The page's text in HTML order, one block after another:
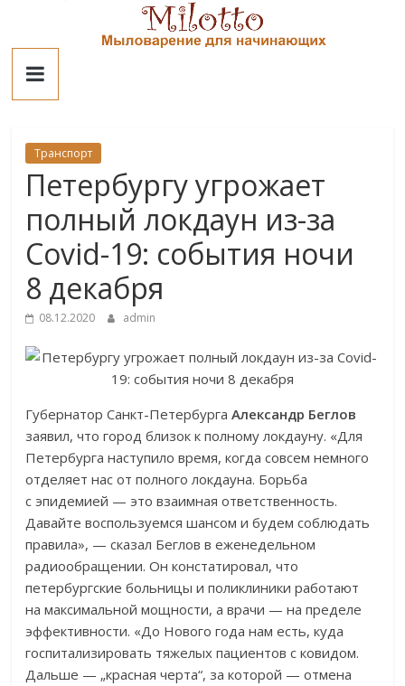
contentМилотто
Транспорт
Петербургу угрожает
полный локдаун из-за
Covid-19: события ночи
8 декабря
08.12.2020 admin
Губернатор Санкт-ПетербургаАлександр Беглов
заявил, что город близок к полному локдауну. «Для
Петербурга наступило время, когда совсем немного
отделяет нас от полного локдауна. Борьба
с эпидемией — это взаимная ответственность.
Давайте воспользуемся шансом и будем соблюдать
правила», — сказал Беглов в еженедельном
радиообращении. Он констатировал, что
петербургские больницы и поликлиники работают
на максимальной мощности, а врачи — на пределе
эффективности. «До Нового года нам есть, куда
госпитализировать тяжелых пациентов с ковидом.
Дальше — „красная черта“, за которой — отмена